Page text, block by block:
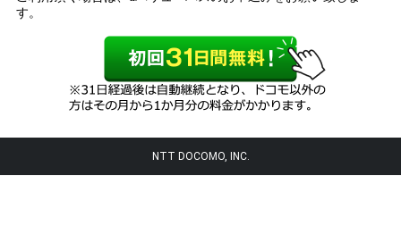
す。
NTT DOCOMO, INC.